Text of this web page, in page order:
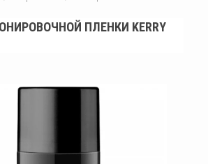
ПЛЕНКИ KERRY